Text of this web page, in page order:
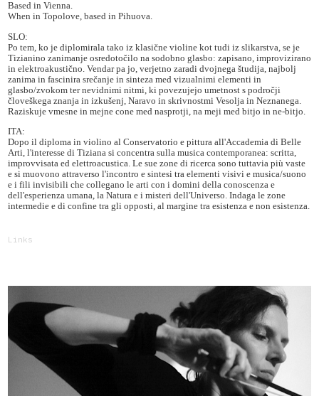
Based in Vienna.
When in Topolove, based in Pihuova.
SLO:
Po tem, ko je diplomirala tako iz klasične violine kot tudi iz slikarstva, se je
Tizianino zanimanje osredotočilo na sodobno glasbo: zapisano, improvizirano
in elektroakustično. Vendar pa jo, verjetno zaradi dvojnega študija, najbolj
zanima in fascinira srečanje in sinteza med vizualnimi elementi in
glasbo/zvokom ter nevidnimi nitmi, ki povezujejo umetnost s področji
človeškega znanja in izkušenj, Naravo in skrivnostmi Vesolja in Neznanega.
Raziskuje vmesne in mejne cone med nasprotji, na meji med bitjo in ne-bitjo.
ITA:
Dopo il diploma in violino al Conservatorio e pittura all'Accademia di Belle
Arti, l'interesse di Tiziana si concentra sulla musica contemporanea: scritta,
improvvisata ed elettroacustica. Le sue zone di ricerca sono tuttavia più vaste
e si muovono attraverso l'incontro e sintesi tra elementi visivi e musica/suono
e i fili invisibili che collegano le arti con i domini della conoscenza e
dell'esperienza umana, la Natura e i misteri dell'Universo. Indaga le zone
intermedie e di confine tra gli opposti, al margine tra esistenza e non esistenza.
Links